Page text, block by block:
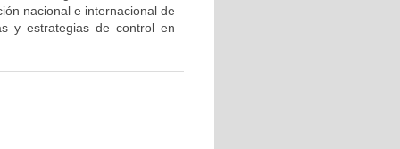
nacional e internacional de
y estrategias de control en